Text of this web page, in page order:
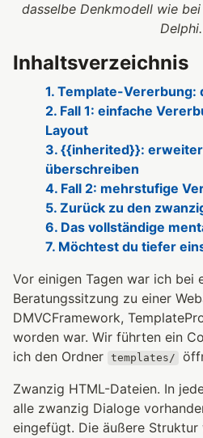
dasselbe Denkmodell wie
Delphi.
Inhaltsverzeichnis
1. Template-Vererbung:
2. Fall 1: einfache
Layout
3. {{inherited}}:
überschreiben
4. Fall 2: mehrstufige
5. Zurück zu den
6. Das vollständige
7. Möchtest du tiefer
Vor einigen Tagen war ich bei
Beratungssitzung zu einer
DMVCFramework,
worden war. Wir führten ein
ich den Ordner templates/
Zwanzig HTML-Dateien. In
alle zwanzig Dialoge
eingefügt. Die äußere Struktur